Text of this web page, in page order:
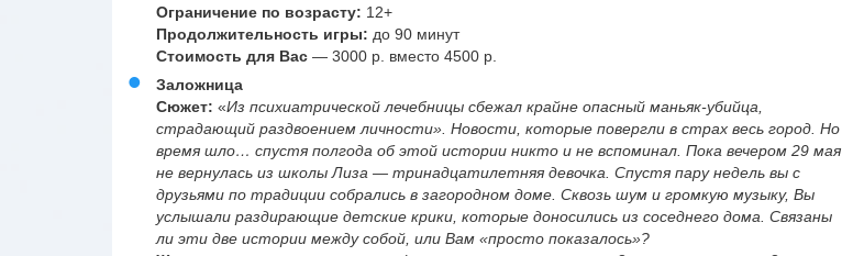
Ограничение по возрасту: 12+
Продолжительность игры: до 90 минут
Стоимость для Вас — 3000 р. вместо 4500 р.
Заложница
Сюжет: «Из психиатрической лечебницы сбежал крайне опасный маньяк-убийца,
страдающий раздвоением личности». Новости, которые повергли в страх весь город. Но
время шло… спустя полгода об этой истории никто и не вспоминал. Пока вечером 29 мая
не вернулась из школы Лиза — тринадцатилетняя девочка. Спустя пару недель вы с
друзьями по традиции собрались в загородном доме. Сквозь шум и громкую музыку, Вы
услышали раздирающие детские крики, которые доносились из соседнего дома. Связаны
ли эти две истории между собой, или Вам «просто показалось»?